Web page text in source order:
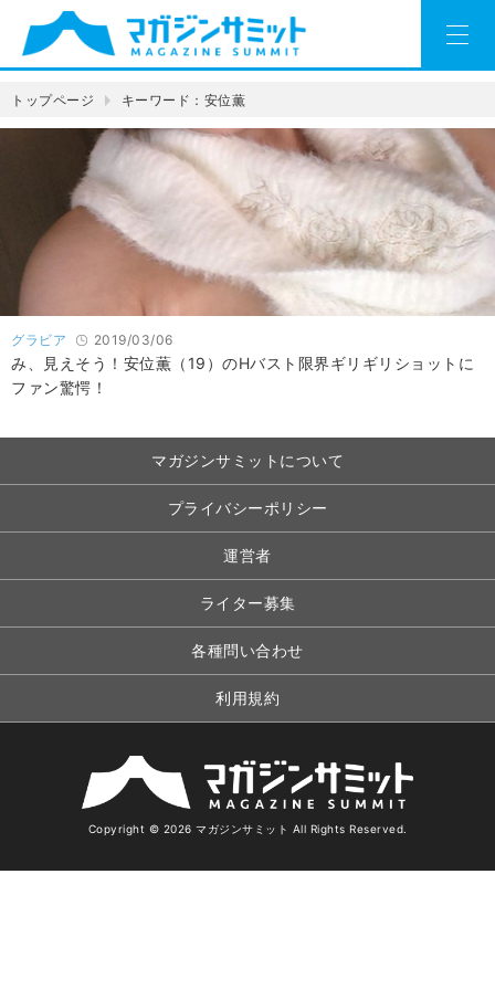
トップページ キーワード：安位薫
グラビア 2019/03/06
み、見えそう！安位薫（19）のHバスト限界ギリギリショットに
ファン驚愕！
マガジンサミットについて
プライバシーポリシー
運営者
ライター募集
各種問い合わせ
利用規約
Copyright © 2026 マガジンサミット All Rights Reserved.